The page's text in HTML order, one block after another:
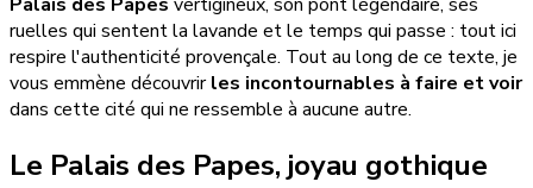
ruelles qui sentent la lavande et le temps qui passe : tout ici
respire l'authenticité provençale. Tout au long de ce texte, je
vous emmène découvrirles incontournables à faire et voir
dans cette cité qui ne ressemble à aucune autre.
Le Palais des Papes, joyau gothique